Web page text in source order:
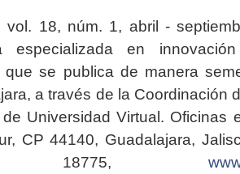
vol. 18, núm. 1, abril -
especializada en
que se publica de manera
a través de la Coordinación
de Universidad Virtual. Oficinas
CP 44140, Guadalajara,
18775,